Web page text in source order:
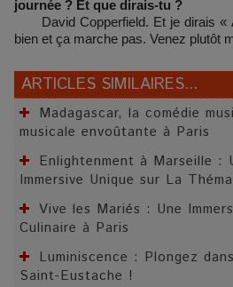
journée ? Et que dirais-tu ?
David Copperfield. Et je dirais «
bien et ça marche pas. Venez plutôt
ARTICLES SIMILAIRES...
Madagascar, la comédie
musicale envoûtante à Paris
Enlightenment à Marseille :
Immersive Unique sur La
Vive les Mariés : Une
Culinaire à Paris
Luminiscence : Plongez
Saint-Eustache !